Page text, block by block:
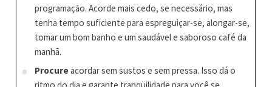
programação. Acorde mais cedo, se necessário, mas
tenha tempo suficiente para espreguiçar-se, alongar-se,
tomar um bom banho e um saudável e saboroso café da
manhã.
Procureacordar sem sustos e sem pressa. Isso dá o